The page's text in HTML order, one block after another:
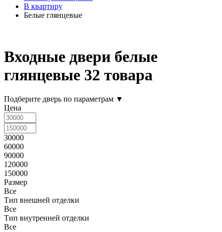
В квартиру
Белые глянцевые
Входные двери белые
глянцевые 32 товара
Подберите дверь по параметрам ▼
Цена
30000
60000
90000
120000
150000
Размер
Все
Тип внешней отделки
Все
Тип внутренней отделки
Все